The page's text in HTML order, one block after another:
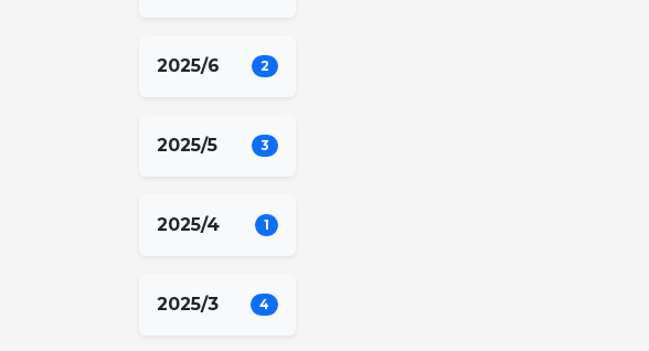
2025/6 2
2025/5 3
2025/4 1
2025/3 4